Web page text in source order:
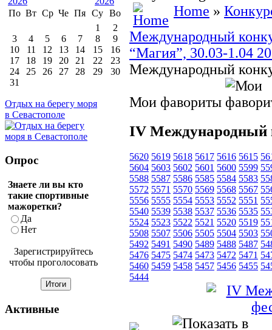
Home »
Международный
“Магия”, 30.03-1.04
Международный
Мои фавориты
IV Международный
5620 5619 5618 5617 5616 5615
5604 5603 5602 5601 5600 5599
5588 5587 5586 5585 5584 5583
5572 5571 5570 5569 5568 5567
5556 5555 5554 5553 5552 5551
5540 5539 5538 5537 5536 5535
5524 5523 5522 5521 5520 5519
5508 5507 5506 5505 5504 5503
5492 5491 5490 5489 5488 5487
5476 5475 5474 5473 5472 5471
5460 5459 5458 5457 5456 5455
5444
По Вт Ср Че Пя Су Во
1
2
3
4 5 6 7 8
9
10
11 12 13 14 15
16
17
18 19 20 21 22
23
24
25 26 27 28 29
30
31
Отдых на берегу моря
в Севастополе
Опрос
Знаете ли вы кто
такие спортивные
мажоретки?
Да
Нет
Зарегистрируйтесь
чтобы проголосовать
Активные